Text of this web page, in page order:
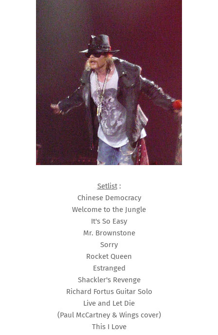
Setlist:
Chinese Democracy
Welcome to the Jungle
It's So Easy
Mr. Brownstone
Sorry
Rocket Queen
Estranged
Shackler's Revenge
Richard Fortus Guitar Solo
Live and Let Die
(Paul McCartney & Wings cover)
This I Love